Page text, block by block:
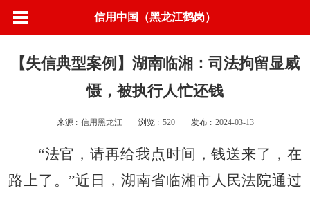
信用中国（黑龙江鹤岗）
【失信典型案例】湖南临湘：司法拘留显威
慑，被执行人忙还钱
来源 : 信用黑龙江 浏览 : 520 发布 : 2024-03-13
“法官，请再给我点时间，钱送来了，在
路上了。”近日，湖南省临湘市人民法院通过